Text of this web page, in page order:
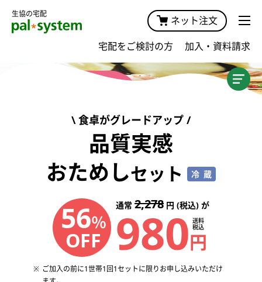
加入案内TOP
宅配サービスガイド・手数料
キャンペーン
おためし宅配
おためしセット
みんなの声
生協の宅配
ネット注文
宅配をご検討の方 加入・資料請求
食卓がグレードアップ
品質実感
おためしセット 冷蔵
56％
OFF
通常 2,278 円 (税込) が
980 送料
税込
円
ご加入の前に1世帯1回1セットに限りお申し込みいただけ